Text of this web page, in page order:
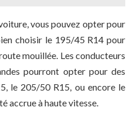
vous pouvez opter pour
choisir le 195/45 R14 pour
mouillée. Les conducteurs
pourront opter pour des
le 205/50 R15, ou encore le
accrue à haute vitesse.